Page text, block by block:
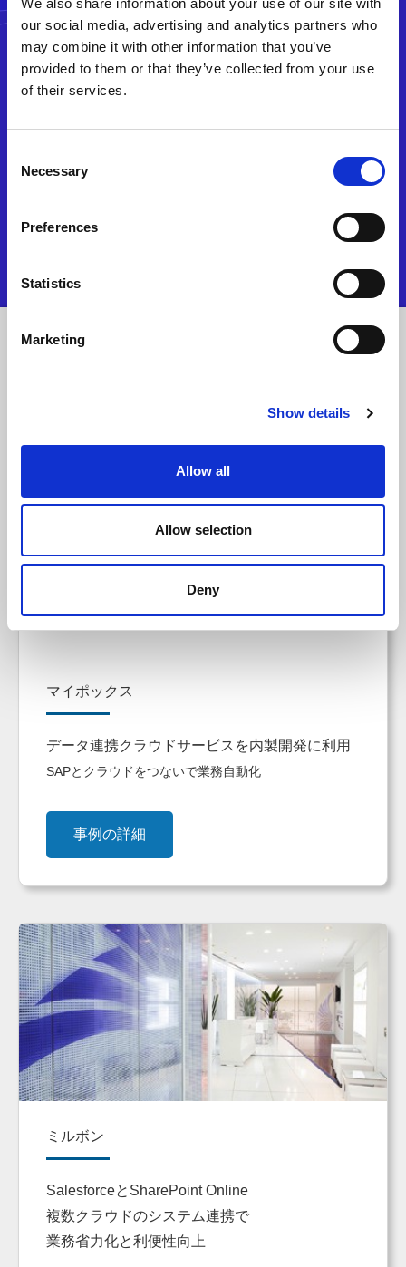
our social media, advertising and analytics partners who
may combine it with other information that you’ve
provided to them or that they’ve collected from your use
of their services.
Selection
Necessary
Preferences
Statistics
Marketing
Show details
Allow all
Allow selection
Deny
マイポックス
データ連携クラウドサービスを内製開発に利用
SAPとクラウドをつないで業務自動化
事例の詳細
ミルボン
SalesforceとSharePoint Online
複数クラウドのシステム連携で
業務省力化と利便性向上